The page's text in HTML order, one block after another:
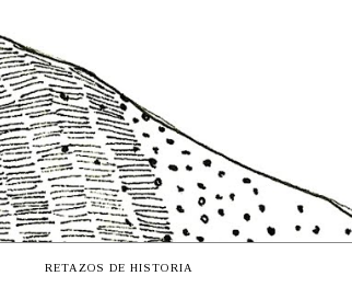
RETAZOS DE HISTORIA